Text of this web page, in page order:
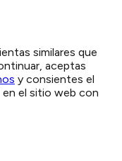
similares que
aceptas
y consientes el
el sitio web con